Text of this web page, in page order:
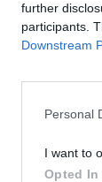
further
participants.
Downstream
Personal
I want to
Opted In